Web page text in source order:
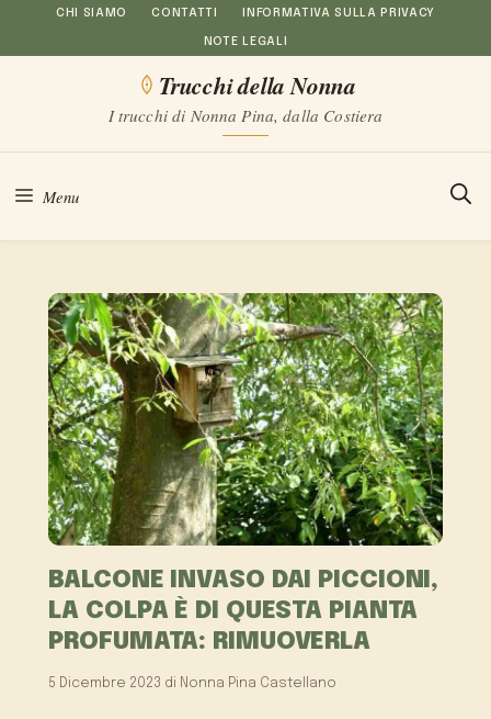
al
CHI SIAMO CONTATTI INFORMATIVA SULLA PRIVACY
NOTE LEGALI
Trucchi della Nonna
I trucchi di Nonna Pina, dalla Costiera
Menu
BALCONE INVASO DAI PICCIONI,
LA COLPA È DI QUESTA PIANTA
PROFUMATA: RIMUOVERLA
5 Dicembre 2023 di Nonna Pina Castellano